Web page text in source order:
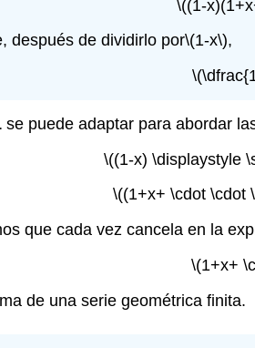
\((1-
después de dividirlo por\(1-x\),
se puede adaptar para abordar
\((1-x) \displaystyle
\((1+x+ \cdot \cdot
que cada vez cancela en la
\(1+x+
de una serie geométrica finita.